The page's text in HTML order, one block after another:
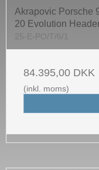
Akrapovic Porsche
20 Evolution
25-E-PO/T/6/1
84.395,00 DKK
(inkl. moms)